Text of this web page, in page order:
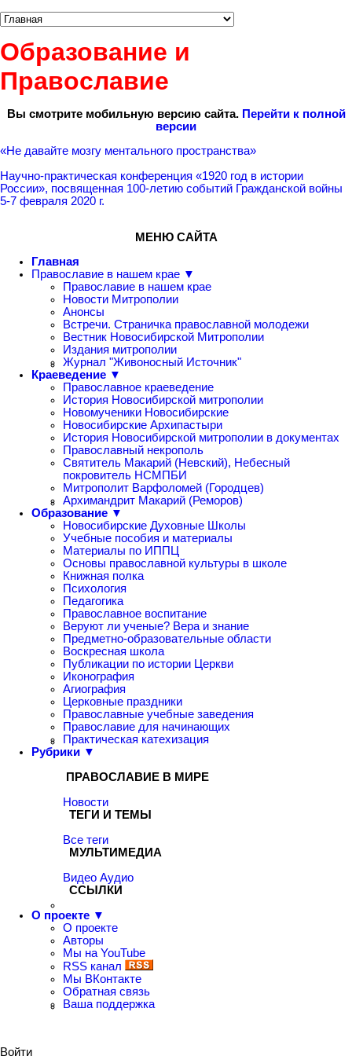
Образование и
Православие
Вы смотрите мобильную версию сайта. Перейти к полной
версии
«Не давайте мозгу ментального пространства»
Научно-практическая конференция «1920 год в истории
России», посвященная 100-летию событий Гражданской войны
5-7 февраля 2020 г.
МЕНЮ САЙТА
Главная
Православие в нашем крае ▼
Православие в нашем крае
Новости Митрополии
Анонсы
Встречи. Страничка православной молодежи
Вестник Новосибирской Митрополии
Издания митрополии
Журнал "Живоносный Источник"
Краеведение ▼
Православное краеведение
История Новосибирской митрополии
Новомученики Новосибирские
Новосибирские Архипастыри
История Новосибирской митрополии в документах
Православный некрополь
Святитель Макарий (Невский), Небесный
покровитель НСМПБИ
Митрополит Варфоломей (Городцев)
Архимандрит Макарий (Реморов)
Образование ▼
Новосибирские Духовные Школы
Учебные пособия и материалы
Материалы по ИППЦ
Основы православной культуры в школе
Книжная полка
Психология
Педагогика
Православное воспитание
Веруют ли ученые? Вера и знание
Предметно-образовательные области
Воскресная школа
Публикации по истории Церкви
Иконография
Агиография
Церковные праздники
Православные учебные заведения
Православие для начинающих
Практическая катехизация
Рубрики ▼
ПРАВОСЛАВИЕ В МИРЕ
Новости
ТЕГИ И ТЕМЫ
Все теги
МУЛЬТИМЕДИА
Видео Аудио
ССЫЛКИ
О проекте ▼
О проекте
Авторы
Мы на YouTube
RSS канал
Мы ВКонтакте
Обратная связь
Ваша поддержка
Войти